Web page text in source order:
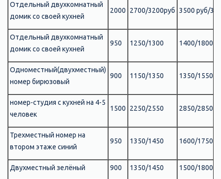
Отдельный двухкомнатный
домик со своей кухней
2000 2700/3200руб 3500 руб/
Отдельный двухкомнатный
домик со своей кухней
950 1250/1300 1400/1800
Одноместный(двухместный)
номер бирюзовый
900 1150/1350 1350/1550
номер-студия с кухней на 4-5
человек
1500 2250/2550 2850/2850
Трехместный номер на
втором этаже синий
950 1350/1450 1600/1750
Двухместный зелёный 900 1350/1450 1500/1800